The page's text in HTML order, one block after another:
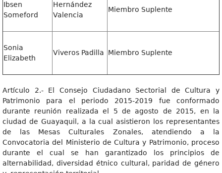
Ibsen
Someford
Hernández
Valencia
Miembro Suplente
Sonia
Elizabeth
Viveros Padilla Miembro Suplente
Artículo 2.- El Consejo Ciudadano Sectorial de Cultura y
Patrimonio para el periodo 2015-2019 fue conformado
durante reunión realizada el 5 de agosto de 2015, en la
ciudad de Guayaquil, a la cual asistieron los representantes
de las Mesas Culturales Zonales, atendiendo a la
Convocatoria del Ministerio de Cultura y Patrimonio, proceso
durante el cual se han garantizado los principios de
alternabilidad, diversidad étnico cultural, paridad de género